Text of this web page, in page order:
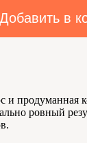
Добавить в
и продуманная
ровный